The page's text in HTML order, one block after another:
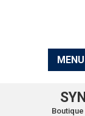
MENU
Boutique